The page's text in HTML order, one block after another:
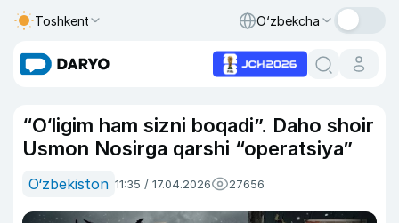
Toshkent O‘zbekcha
“O‘ligim ham sizni boqadi”. Daho shoir
Usmon Nosirga qarshi “operatsiya”
O‘zbekiston 11:35 / 17.04.2026 27656